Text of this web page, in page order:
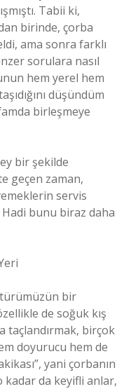
Tabii ki,
birinde, çorba
ama sonra farklı
sorulara nasıl
hem yerel hem
düşündüm
birleşmeye
bir şekilde
geçen zaman,
servis
bunu biraz daha
bir
de soğuk kış
taçlandırmak, birçok
doyurucu hem de
yani çorbanın
kadar da keyifli anlar,